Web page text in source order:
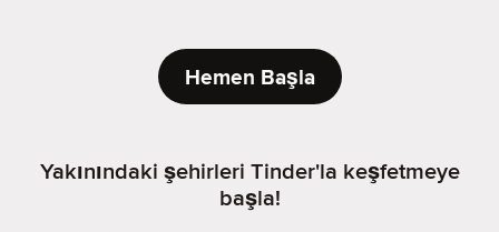
Hemen Başla
Yakınındaki şehirleri Tinder'la keşfetmeye
başla!